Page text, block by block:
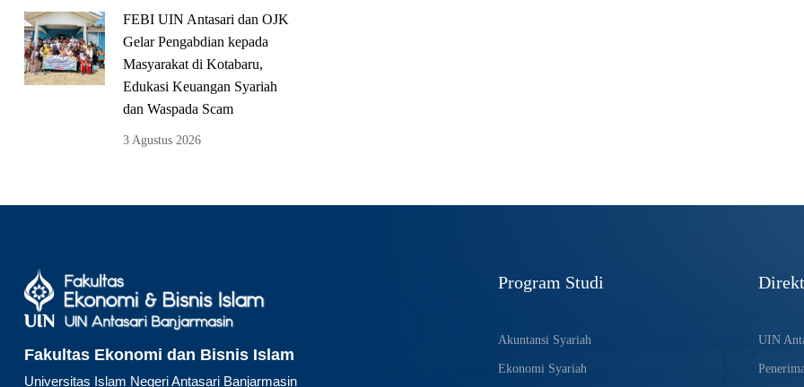
FEBI UIN Antasari dan OJK
Gelar Pengabdian kepada
Masyarakat di Kotabaru,
Edukasi Keuangan Syariah
dan Waspada Scam
3 Agustus 2026
Fakultas Ekonomi dan Bisnis Islam
Universitas Islam Negeri Antasari Banjarmasin
Program Studi
Akuntansi Syariah
Ekonomi Syariah
UIN